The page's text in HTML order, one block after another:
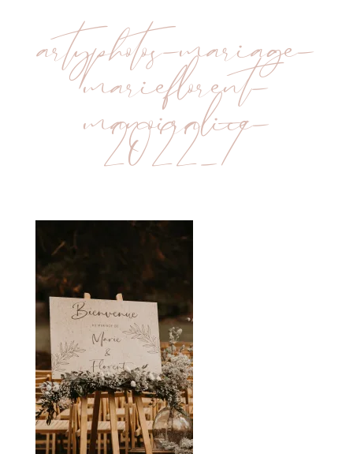
artyphotos-mariage-
marieflorent-
manoiralice-
2022_7